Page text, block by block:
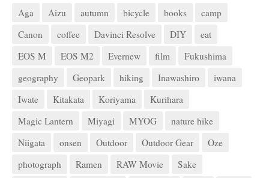
Aga Aizu autumn bicycle books
camp
Canon
coffee Davinci Resolve DIY
eat
EOS M
EOS M2 Evernew film
Fukushima
geography
Geopark hiking Inawashiro
iwana
Iwate
Kitakata Koriyama
Kurihara
Magic Lantern
Miyagi MYOG
nature hike
Niigata
onsen Outdoor Outdoor Gear
Oze
photograph
Ramen RAW Movie
Sake